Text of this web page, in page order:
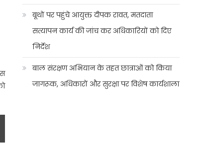
बूथों पर पहुंचे आयुक्त दीपक रावत, मतदाता
सत्यापन कार्य की जांच कर अधिकारियों को दिए
निर्देश
बाल संरक्षण अभियान के तहत छात्राओं को किया
जागरूक, अधिकारों और सुरक्षा पर विशेष कार्यशाला